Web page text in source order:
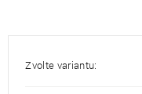
Zvolte variantu: